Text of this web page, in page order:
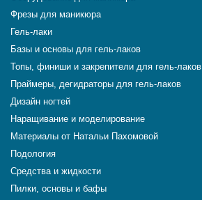
Фрезы для маникюра
Гель-лаки
Базы и основы для гель-лаков
Топы, финиши и закрепители для гель-лаков
Праймеры, дегидраторы для гель-лаков
Дизайн ногтей
Наращивание и моделирование
Материалы от Натальи Пахомовой
Подология
Средства и жидкости
Пилки, основы и бафы